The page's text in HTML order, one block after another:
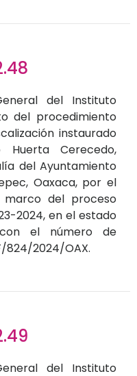
del Instituto
del procedimiento
instaurado
Cerecedo,
del Ayuntamiento
Oaxaca, por el
del proceso
2024, en el estado
el número de
824/2024/OAX.
del Instituto